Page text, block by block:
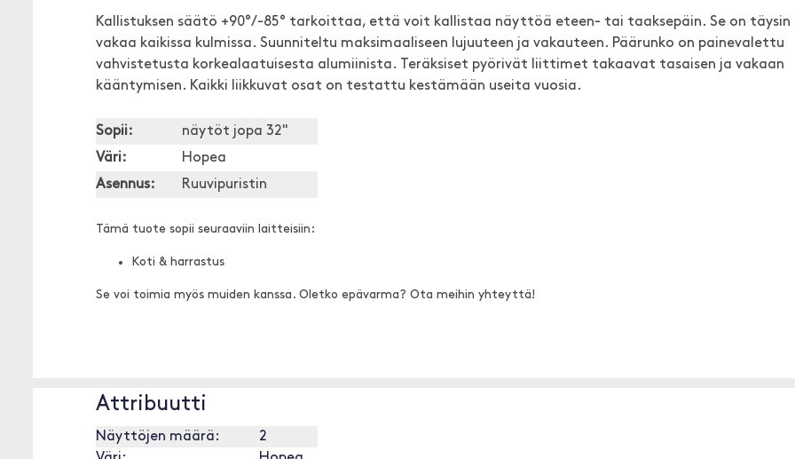
Kallistuksen säätö +90°/-85° tarkoittaa, että voit kallistaa näyttöä eteen- tai taaksepäin. Se on täysin
vakaa kaikissa kulmissa. Suunniteltu maksimaaliseen lujuuteen ja vakauteen. Päärunko on painevalettu
vahvistetusta korkealaatuisesta alumiinista. Teräksiset pyörivät liittimet takaavat tasaisen ja vakaan
kääntymisen. Kaikki liikkuvat osat on testattu kestämään useita vuosia.
Sopii:
näytöt jopa 32"
Väri:
Hopea
Asennus:
Ruuvipuristin
Tämä tuote sopii seuraaviin laitteisiin:
Koti & harrastus
Se voi toimia myös muiden kanssa. Oletko epävarma? Ota meihin yhteyttä!
Attribuutti
Näyttöjen määrä:
2